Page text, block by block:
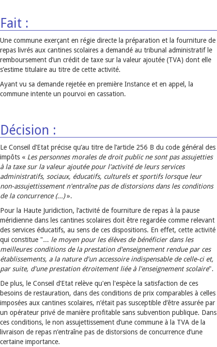
Fait :
Une commune exerçant en régie directe la préparation et la fourniture de
repas livrés aux cantines scolaires a demandé au tribunal administratif le
remboursement d’un crédit de taxe sur la valeur ajoutée (TVA) dont elle
s’estime titulaire au titre de cette activité.
Ayant vu sa demande rejetée en première Instance et en appel, la
commune intente un pourvoi en cassation.
Décision :
Le Conseil d’Etat précise qu’au titre de l’article 256 B du code général des
impôts « Les personnes morales de droit public ne sont pas assujetties
à la taxe sur la valeur ajoutée pour l'activité de leurs services
administratifs, sociaux, éducatifs, culturels et sportifs lorsque leur
non-assujettissement n'entraîne pas de distorsions dans les conditions
de la concurrence (...)».
Pour la Haute Juridiction, l’activité de fourniture de repas à la pause
méridienne dans les cantines scolaires doit être regardée comme relevant
des services éducatifs, au sens de ces dispositions. En effet, cette activité
qui constitue "... le moyen pour les élèves de bénéficier dans les
meilleures conditions de la prestation d'enseignement rendue par ces
établissements, a la nature d'un accessoire indispensable de celle-ci et,
par suite, d'une prestation étroitement liée à l'enseignement scolaire".
De plus, le Conseil d’Etat relève qu'en l'espèce la satisfaction de ces
besoins de restauration, dans des conditions de prix comparables à celles
imposées aux cantines scolaires, n’était pas susceptible d’être assurée par
un opérateur privé de manière profitable sans subvention publique. Dans
ces conditions, le non assujettissement d’une commune à la TVA de la
livraison de repas n’entraîne pas de distorsions de concurrence d’une
certaine importance.